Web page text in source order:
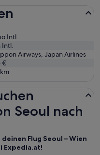
Intl.
Intl.
Airways, Japan Airlines
€
km
Seoul nach
deinen Flug Seoul – Wien
Expedia.at!